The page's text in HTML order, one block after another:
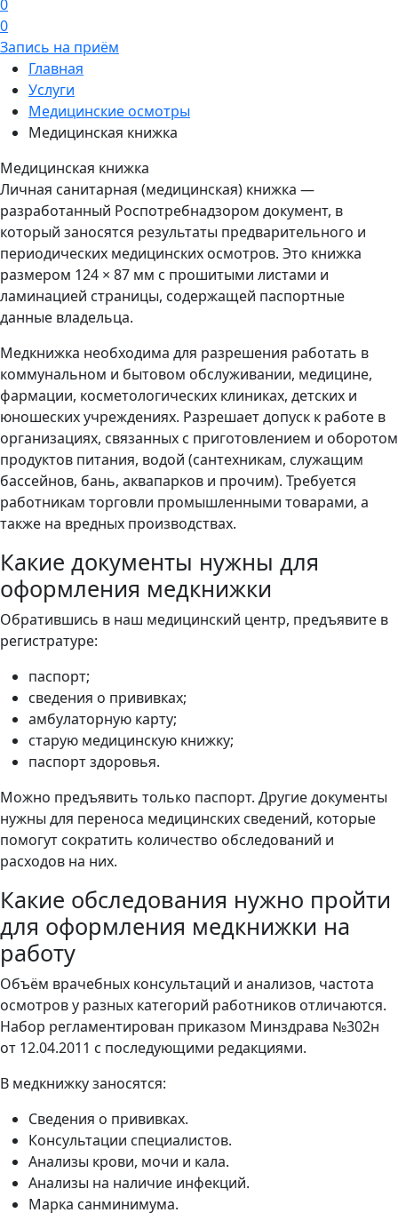
0
0
Запись на приём
Главная
Услуги
Медицинские осмотры
Медицинская книжка
Медицинская книжка
Личная санитарная (медицинская) книжка —
разработанный Роспотребнадзором документ, в
который заносятся результаты предварительного и
периодических медицинских осмотров. Это книжка
размером 124 × 87 мм с прошитыми листами и
ламинацией страницы, содержащей паспортные
данные владельца.
Медкнижка необходима для разрешения работать в
коммунальном и бытовом обслуживании, медицине,
фармации, косметологических клиниках, детских и
юношеских учреждениях. Разрешает допуск к работе в
организациях, связанных с приготовлением и оборотом
продуктов питания, водой (сантехникам, служащим
бассейнов, бань, аквапарков и прочим). Требуется
работникам торговли промышленными товарами, а
также на вредных производствах.
Какие документы нужны для
оформления медкнижки
Обратившись в наш медицинский центр, предъявите в
регистратуре:
паспорт;
сведения о прививках;
амбулаторную карту;
старую медицинскую книжку;
паспорт здоровья.
Можно предъявить только паспорт. Другие документы
нужны для переноса медицинских сведений, которые
помогут сократить количество обследований и
расходов на них.
Какие обследования нужно пройти
для оформления медкнижки на
работу
Объём врачебных консультаций и анализов, частота
осмотров у разных категорий работников отличаются.
Набор регламентирован приказом Минздрава №302н
от 12.04.2011 с последующими редакциями.
В медкнижку заносятся:
Сведения о прививках.
Консультации специалистов.
Анализы крови, мочи и кала.
Анализы на наличие инфекций.
Марка санминимума.